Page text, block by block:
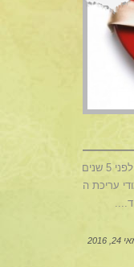
הגלגל האכזרי של הביקורת! . הם התחתנו לפני 5 שנים.
עריכת הדין.
2016